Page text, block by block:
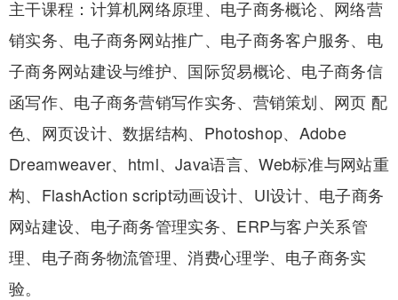
主干课程：计算机网络原理、电子商务概论、网络营
销实务、电子商务网站推广、电子商务客户服务、电
子商务网站建设与维护、国际贸易概论、电子商务信
函写作、电子商务营销写作实务、营销策划、网页 配
色、网页设计、数据结构、Photoshop、Adobe
Dreamweaver、html、Java语言、Web标准与网站重
构、FlashAction script动画设计、UI设计、电子商务
网站建设、电子商务管理实务、ERP与客户关系管
理、电子商务物流管理、消费心理学、电子商务实
验。